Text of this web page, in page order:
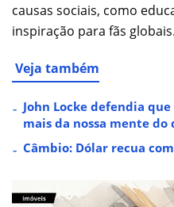
causas sociais, como
inspiração para fãs globais.
Veja também
John Locke defendia
mais da nossa mente do
Câmbio: Dólar recua